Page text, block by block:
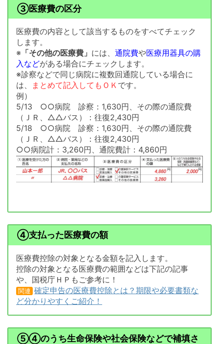
③医療費の区分
医療費の内容として該当するものをすべてチェック
します。
※ 「その他の医療費」 には、 通院費や医療用器具の購
入などがある場合にチェックします。
※診察などで同じ病院に複数回通院している場合に
は、
まとめて記入してもＯＫ です。
例）
5/13 ○○病院 診察：1,630円、その際の通院費
（ＪＲ、△△バス）：往復2,430円
5/18 ○○病院 診察：1,630円、その際の通院費
（ＪＲ、△△バス）：往復2,430円
○○病院計：3,260円、通院費計：4,860円
④支払った医療費の額
医療費控除の対象となる金額を記入します。
控除の対象となる医療費の範囲などは下記の記事
や、国税庁ＨＰもご参考に！
関連 確定申告の医療費控除とは？期限や必要書類な
ど分かりやすくご紹介！
⑤④のうち生命保険や社会保険などで補填さ